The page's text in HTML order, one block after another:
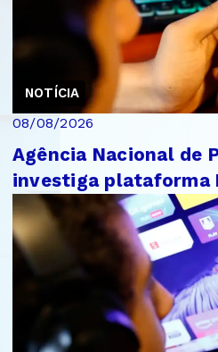
NOTÍCIA
08/08/2026
Agência Nacional de
investiga plataforma